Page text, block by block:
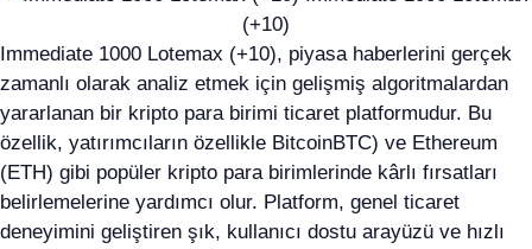
Immediate 1000 Lotemax (+10), piyasa haberlerini gerçek
zamanlı olarak analiz etmek için gelişmiş algoritmalardan
yararlanan bir kripto para birimi ticaret platformudur. Bu
özellik, yatırımcıların özellikle BitcoinBTC) ve Ethereum
(ETH) gibi popüler kripto para birimlerinde kârlı fırsatları
belirlemelerine yardımcı olur. Platform, genel ticaret
deneyimini geliştiren şık, kullanıcı dostu arayüzü ve hızlı